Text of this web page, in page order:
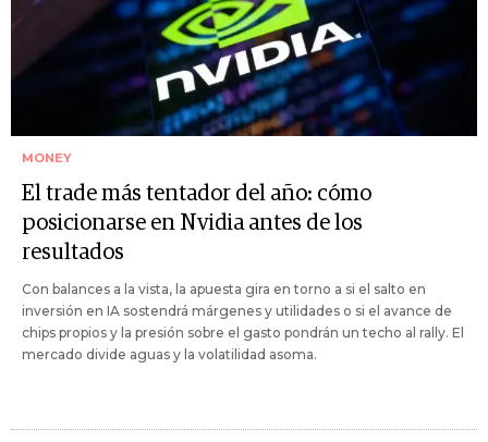
MONEY
El trade más tentador del año: cómo
posicionarse en Nvidia antes de los
resultados
Con balances a la vista, la apuesta gira en torno a si el salto en
inversión en IA sostendrá márgenes y utilidades o si el avance de
chips propios y la presión sobre el gasto pondrán un techo al rally. El
mercado divide aguas y la volatilidad asoma.